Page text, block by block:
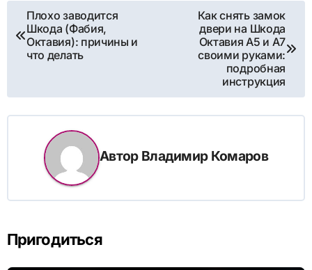
Навигация
по
записям
Плохо заводится
Шкода (Фабия,
Октавия): причины и
что делать
Как снять замок
двери на Шкода
Октавия A5 и A7
своими руками:
подробная
инструкция
Автор Владимир Комаров
Пригодиться